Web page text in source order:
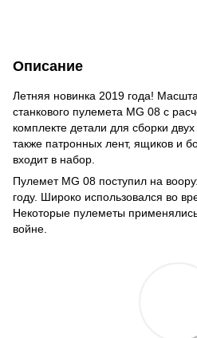
Описание
Летняя новинка 2019 года!
станкового пулемета MG 08 с
комплекте детали для сборки
также патронных лент, ящиков и
входит в набор.
Пулемет MG 08 поступил на
году. Широко использовался во
Некоторые пулеметы
войне.